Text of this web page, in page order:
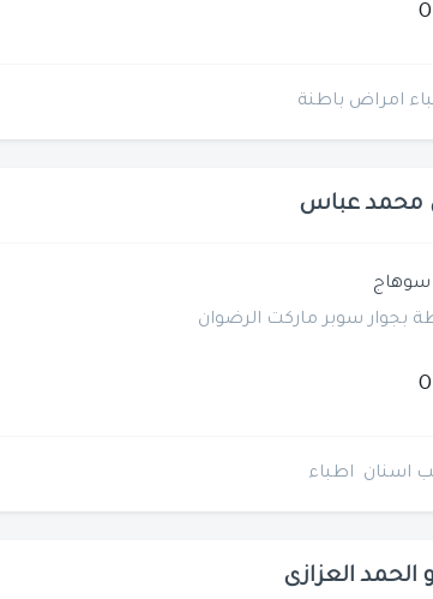
امراض باطنة
محمد عباس
بجوار سوبر ماركت الرضوان
اسنان اطباء
الحمد العزازى